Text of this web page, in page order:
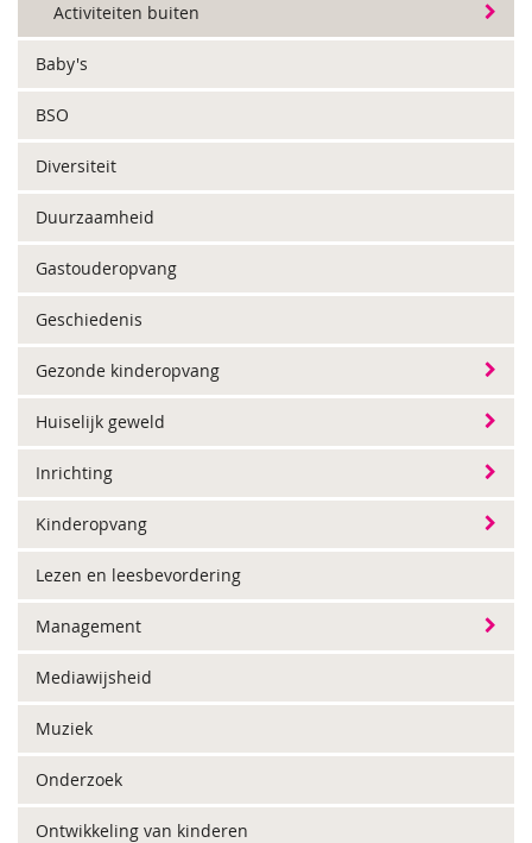
Activiteiten buiten
Baby's
BSO
Diversiteit
Duurzaamheid
Gastouderopvang
Geschiedenis
Gezonde kinderopvang
Huiselijk geweld
Inrichting
Kinderopvang
Lezen en leesbevordering
Management
Mediawijsheid
Muziek
Onderzoek
Ontwikkeling van kinderen